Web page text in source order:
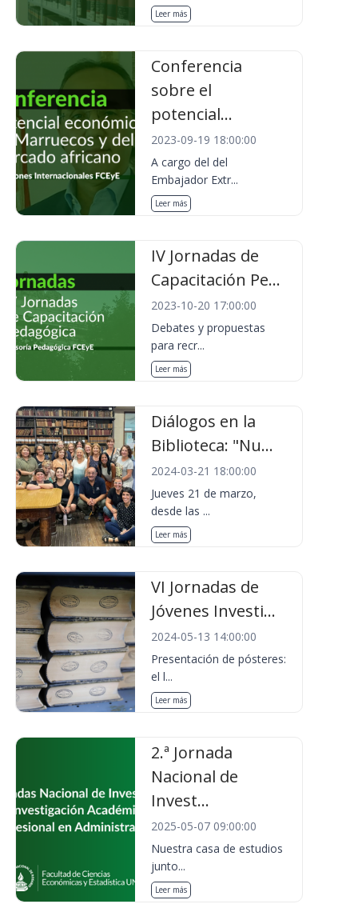
Leer más
Conferencia
sobre el
potencial...
2023-09-19 18:00:00
A cargo del del
Embajador Extr...
Leer más
IV Jornadas de
Capacitación Pe...
2023-10-20 17:00:00
Debates y propuestas
para recr...
Leer más
Diálogos en la
Biblioteca: "Nu...
2024-03-21 18:00:00
Jueves 21 de marzo,
desde las ...
Leer más
VI Jornadas de
Jóvenes Investi...
2024-05-13 14:00:00
Presentación de pósteres:
el l...
Leer más
2.ª Jornada
Nacional de
Invest...
2025-05-07 09:00:00
Nuestra casa de estudios
junto...
Leer más